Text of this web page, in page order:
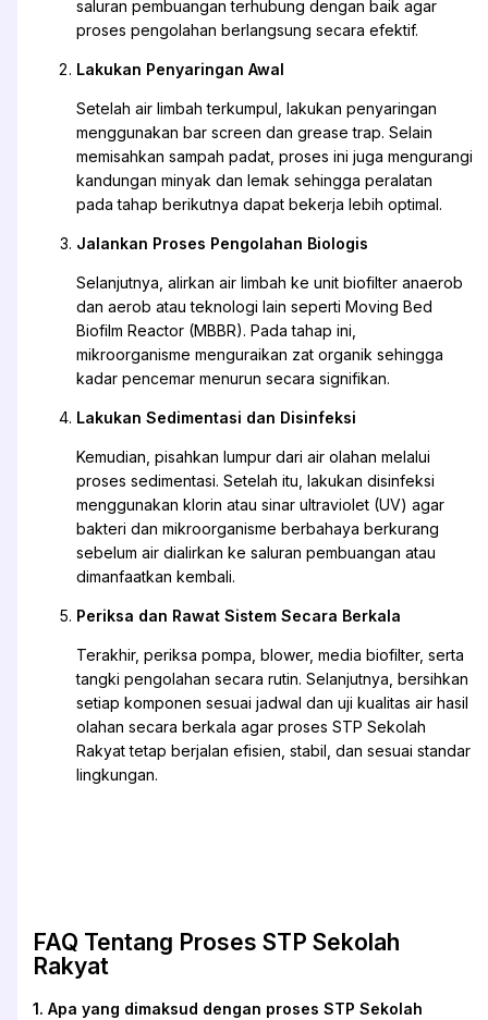
saluran pembuangan terhubung dengan baik agar
proses pengolahan berlangsung secara efektif.
Lakukan Penyaringan Awal
Setelah air limbah terkumpul, lakukan penyaringan
menggunakan bar screen dan grease trap. Selain
memisahkan sampah padat, proses ini juga mengurangi
kandungan minyak dan lemak sehingga peralatan
pada tahap berikutnya dapat bekerja lebih optimal.
Jalankan Proses Pengolahan Biologis
Selanjutnya, alirkan air limbah ke unit biofilter anaerob
dan aerob atau teknologi lain seperti Moving Bed
Biofilm Reactor (MBBR). Pada tahap ini,
mikroorganisme menguraikan zat organik sehingga
kadar pencemar menurun secara signifikan.
Lakukan Sedimentasi dan Disinfeksi
Kemudian, pisahkan lumpur dari air olahan melalui
proses sedimentasi. Setelah itu, lakukan disinfeksi
menggunakan klorin atau sinar ultraviolet (UV) agar
bakteri dan mikroorganisme berbahaya berkurang
sebelum air dialirkan ke saluran pembuangan atau
dimanfaatkan kembali.
Periksa dan Rawat Sistem Secara Berkala
Terakhir, periksa pompa, blower, media biofilter, serta
tangki pengolahan secara rutin. Selanjutnya, bersihkan
setiap komponen sesuai jadwal dan uji kualitas air hasil
olahan secara berkala agar proses STP Sekolah
Rakyat tetap berjalan efisien, stabil, dan sesuai standar
lingkungan.
FAQ Tentang Proses STP Sekolah
Rakyat
1. Apa yang dimaksud dengan proses STP Sekolah